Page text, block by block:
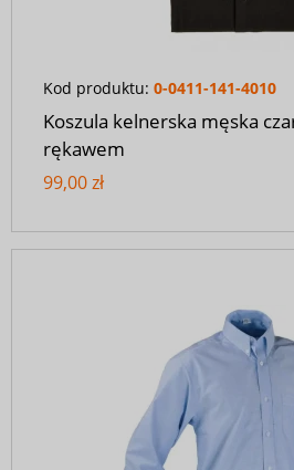
Kod produktu: 0-0411-141-4010
Koszula kelnerska męska
rękawem
99,00 zł